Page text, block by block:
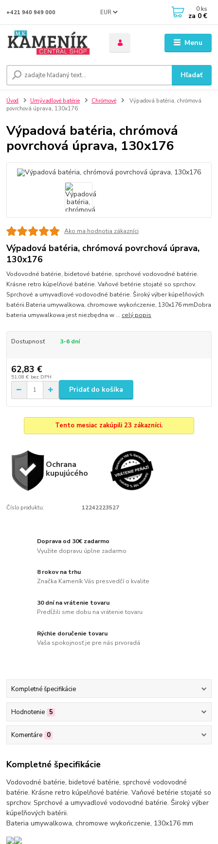
Menu
EUR
Hľadať
+421 940 949 000 0 ks
za 0 €
Úvod Umývadlové batérie Chrómové
Výpadová batéria, chrómová
povrchová úprava, 130x176
Výpadová batéria, chrómová
povrchová úprava, 130x176
Ako ma hodnotia zákazníci
Výpadová batéria, chrómová povrchová úprava,
130x176
Vodovodné batérie, bidetové batérie, sprchové vodovodné batérie.
Krásne retro kúpelňové batérie. Vaňové betérie stojaté so sprchov.
Sprchové a umyvadlové vodovodné batérie. Široký výber kúpeľňových
batérii.Bateria umywalkowa, chromowe wykończenie, 130x176 mmDobra
bateria umywalkowa jest niezbędna w ... celý popis
Dostupnosť 3-6 dní
62,83 €
51,08 € bez DPH
Pridať do košíka
Tento mesiac zakúpili 23 zákazníci.
Ochrana
kupujúcého
Číslo produktu: 12242223527
Doprava od 30€ zadarmo
Využite dopravu úplne zadarmo
8 rokov na trhu
Značka Kameník Vás presvedčí o kvalite
30 dní na vrátenie tovaru
Predĺžili sme dobu na vrátenie tovaru
Rýchle doručenie tovaru
Vaša spokojnosť je pre nás prvoradá
Kompletné špecifikácie
Hodnotenie 5
Komentáre 0
Kompletné špecifikácie
Vodovodné batérie, bidetové batérie, sprchové vodovodné
batérie. Krásne retro kúpelňové batérie. Vaňové betérie stojaté so
sprchov. Sprchové a umyvadlové vodovodné batérie. Široký výber
kúpeľňových batérii.
Bateria umywalkowa, chromowe wykończenie, 130x176 mm